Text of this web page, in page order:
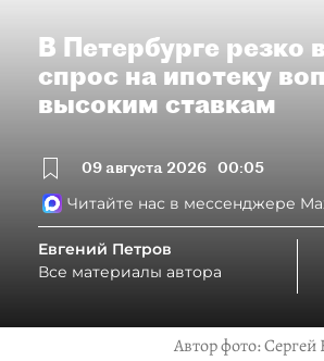
В Петербурге резко
спрос на ипотеку
высоким ставкам
09 августа 2026 00:05
Читайте нас в мессенджере
Евгений Петров
Все материалы автора
Автор фото:Сергей